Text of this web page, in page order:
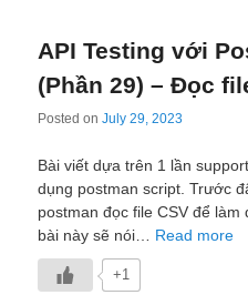
API Testing với
(Phần 29) – Đọc
Posted onJuly 29, 2023
Bài viết dựa trên 1 lần
dụng postman script. Trước
postman đọc file CSV để
bài này sẽ nói… Read more
+1